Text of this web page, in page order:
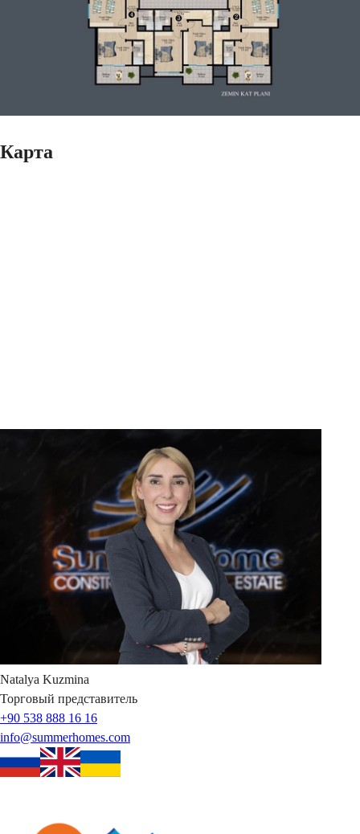
Карта
Natalya Kuzmina
Торговый представитель
+90 538 888 16 16
info@summerhomes.com